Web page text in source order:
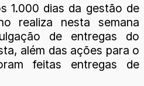
1.000 dias da gestão de
realiza nesta semana
de entregas do
além das ações para o
feitas entregas de